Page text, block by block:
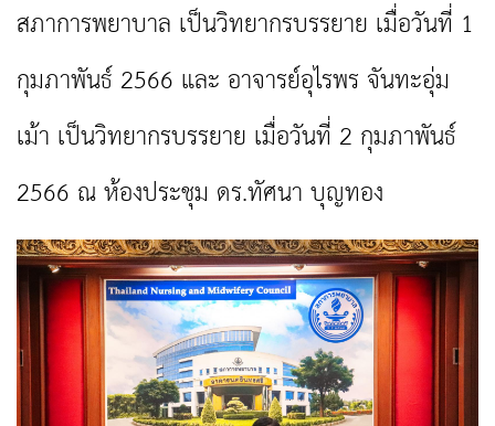
สภาการพยาบาล เป็นวิทยากรบรรยาย เมื่อวันที่ 1
กุมภาพันธ์ 2566 และ อาจารย์อุไรพร จันทะอุ่ม
เม้า เป็นวิทยากรบรรยาย เมื่อวันที่ 2 กุมภาพันธ์
2566 ณ ห้องประชุม ดร.ทัศนา บุญทอง